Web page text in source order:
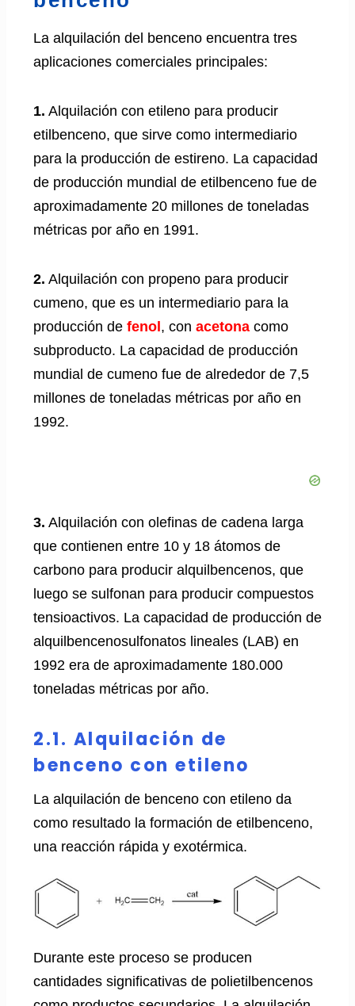
La alquilación del benceno encuentra tres
aplicaciones comerciales principales:
1. Alquilación con etileno para producir
etilbenceno, que sirve como intermediario
para la producción de estireno. La capacidad
de producción mundial de etilbenceno fue de
aproximadamente 20 millones de toneladas
métricas por año en 1991.
2. Alquilación con propeno para producir
cumeno, que es un intermediario para la
producción de fenol, con acetona como
subproducto. La capacidad de producción
mundial de cumeno fue de alrededor de 7,5
millones de toneladas métricas por año en
1992.
3. Alquilación con olefinas de cadena larga
que contienen entre 10 y 18 átomos de
carbono para producir alquilbencenos, que
luego se sulfonan para producir compuestos
tensioactivos. La capacidad de producción de
alquilbencenosulfonatos lineales (LAB) en
1992 era de aproximadamente 180.000
toneladas métricas por año.
2.1. Alquilación de
benceno con etileno
La alquilación de benceno con etileno da
como resultado la formación de etilbenceno,
una reacción rápida y exotérmica.
Durante este proceso se producen
cantidades significativas de polietilbencenos